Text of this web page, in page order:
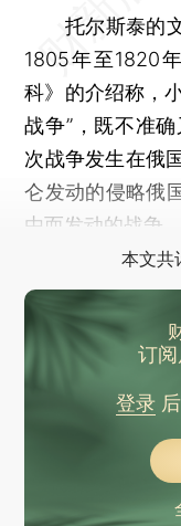
托尔斯泰的文
1805年至1820
科》的介绍称，
战争”，既不准
次战争发生在俄
仑发动的侵略俄
由而发动的战争
本文共
订
登录后